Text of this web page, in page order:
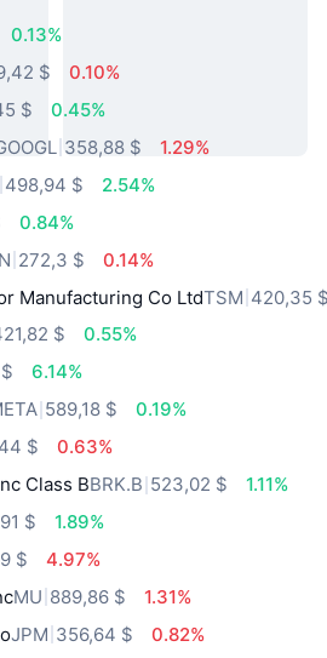
0.13%
$
0.10%
$
0.45%
358,88 $
1.29%
498,94 $
2.54%
0.84%
272,3 $
0.14%
Manufacturing Co LtdTSM 420,35
$
0.55%
6.14%
589,18 $
0.19%
$
0.63%
Class BBRK.B 523,02 $
1.11%
$
1.89%
$
4.97%
MU 889,86 $
1.31%
JPM 356,64 $
0.82%